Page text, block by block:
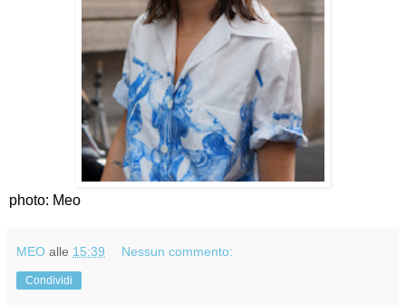
photo: Meo
MEO alle 15:39 Nessun commento:
Condividi